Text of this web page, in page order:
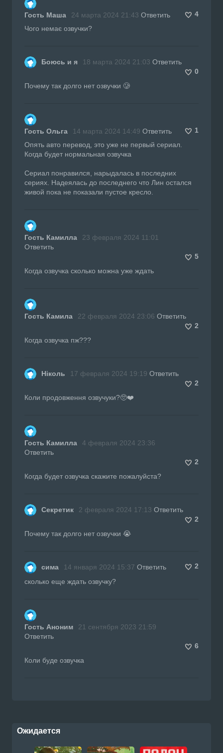
Гость Маша 24 марта 2024 21:43 Ответить
4
Чого немає озвучки?
Боюсь и я 18 марта 2024 21:03 Ответить
0
Почему так долго нет озвучки 🥲
Гость Ольга 14 марта 2024 14:49 Ответить
1
Опять авто перевод, это уже не первый сериал.
Когда будет нормальная озвучка
Сериал понравился, нарыдалась в последних
сериях. Надеялась до последнего что Лин остался
живой пока не показали пустое кресло.
Гость Камилла
23 февраля 2024 11:01
Ответить
5
Когда озвучка сколько можна уже ждать
Гость Камила 22 февраля 2024 23:06 Ответить
2
Когда озвучка пж???
Ніколь 17 февраля 2024 19:19 Ответить
2
Коли продовження озвучуки?🥺❤️
Гость Камилла
4 февраля 2024 23:36
Ответить
2
Когда будет озвучка скажите пожалуйста?
Секретик 2 февраля 2024 17:13 Ответить
2
Почему так долго нет озвучки 😭
сима 14 января 2024 15:37 Ответить
2
сколько еще ждать озвучку?
Гость Аноним
21 сентября 2023 21:59
Ответить
6
Коли буде озвучка
Ожидается